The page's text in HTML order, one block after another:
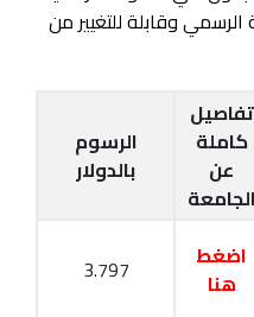
وقابلة للتغيير من
تفاصيل
كاملة
عن
الجامعة
الرسوم
بالدولار
اضغط
هنا
3.797